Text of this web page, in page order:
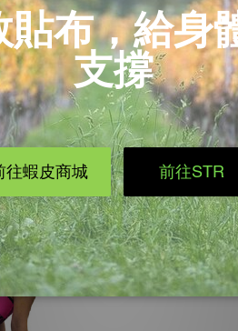
力為體重對腳踝、膝蓋和臀部壓
部分—肌肉、韌帶、肌腱、乃至骨
，跑者無法靠肌腱彈性協助前進